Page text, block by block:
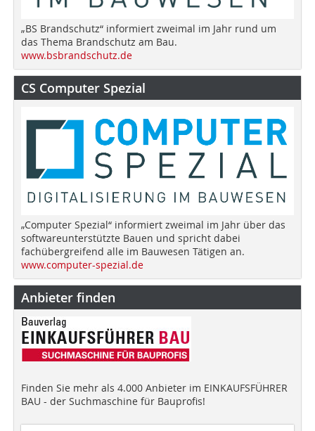
„BS Brandschutz“ informiert zweimal im Jahr rund um
das Thema Brandschutz am Bau.
www.bsbrandschutz.de
CS Computer Spezial
„Computer Spezial“ informiert zweimal im Jahr über das
softwareunterstützte Bauen und spricht dabei
fachübergreifend alle im Bauwesen Tätigen an.
www.computer-spezial.de
Anbieter finden
Finden Sie mehr als 4.000 Anbieter im EINKAUFSFÜHRER
BAU - der Suchmaschine für Bauprofis!